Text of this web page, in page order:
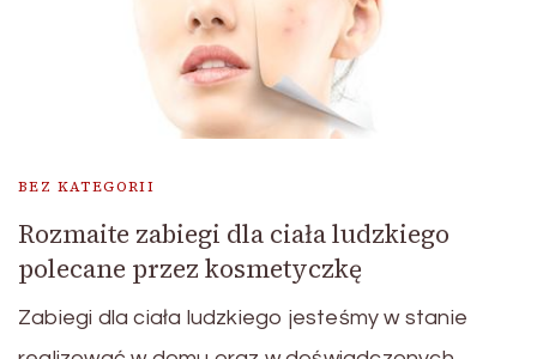
BEZ KATEGORII
Rozmaite zabiegi dla ciała ludzkiego
polecane przez kosmetyczkę
Zabiegi dla ciała ludzkiego jesteśmy w stanie